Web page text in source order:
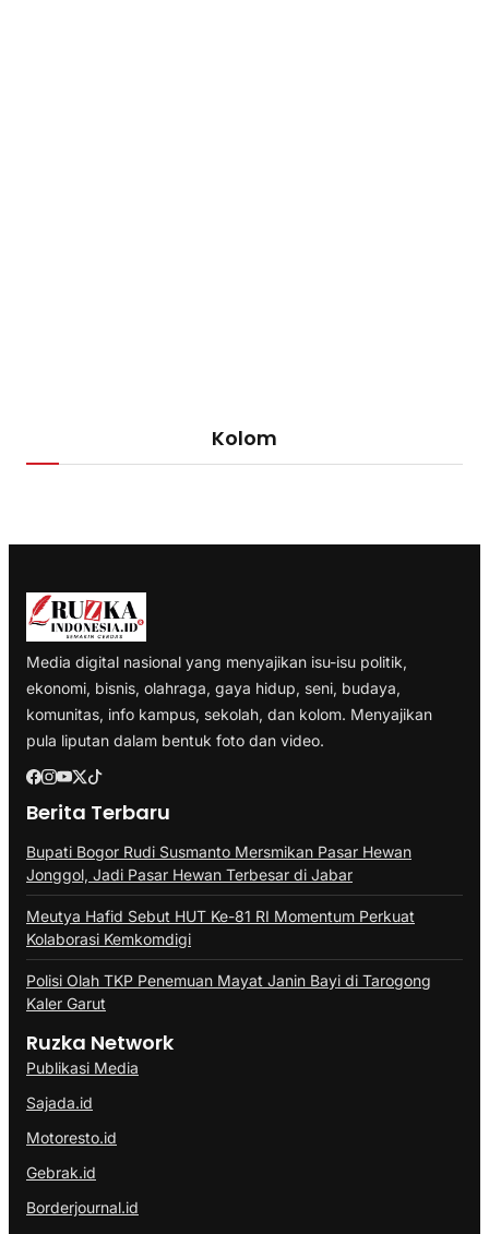
Kolom
Media digital nasional yang menyajikan isu-isu politik,
ekonomi, bisnis, olahraga, gaya hidup, seni, budaya,
komunitas, info kampus, sekolah, dan kolom. Menyajikan
pula liputan dalam bentuk foto dan video.
Berita Terbaru
Bupati Bogor Rudi Susmanto Mersmikan Pasar Hewan
Jonggol, Jadi Pasar Hewan Terbesar di Jabar
Meutya Hafid Sebut HUT Ke-81 RI Momentum Perkuat
Kolaborasi Kemkomdigi
Polisi Olah TKP Penemuan Mayat Janin Bayi di Tarogong
Kaler Garut
Ruzka Network
Publikasi Media
Sajada.id
Motoresto.id
Gebrak.id
Borderjournal.id